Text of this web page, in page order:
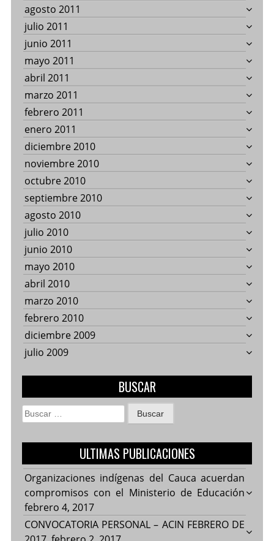
agosto 2011
julio 2011
junio 2011
mayo 2011
abril 2011
marzo 2011
febrero 2011
enero 2011
diciembre 2010
noviembre 2010
octubre 2010
septiembre 2010
agosto 2010
julio 2010
junio 2010
mayo 2010
abril 2010
marzo 2010
febrero 2010
diciembre 2009
julio 2009
BUSCAR
Buscar:
ULTIMAS PUBLICACIONES
Organizaciones indígenas del Cauca acuerdan
compromisos con el Ministerio de Educación
febrero 4, 2017
CONVOCATORIA PERSONAL – ACIN FEBRERO DE